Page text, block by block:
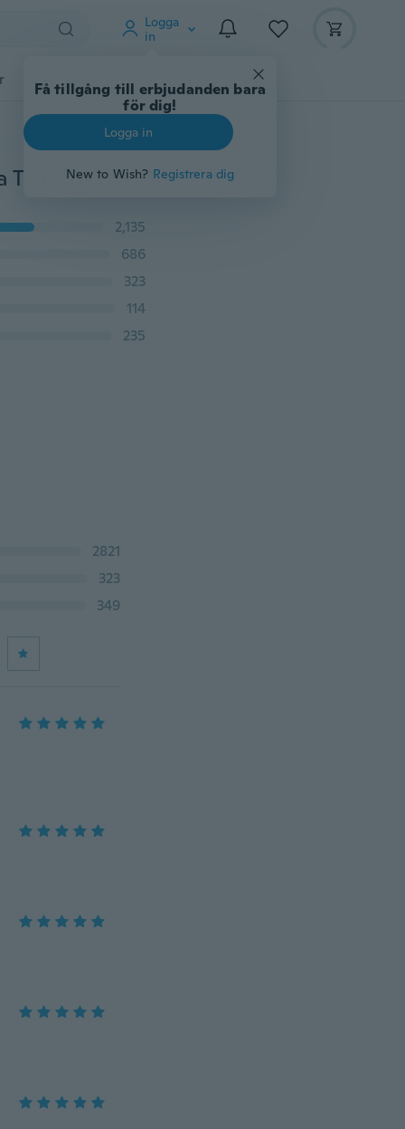
Logga
in
Få tillgång till erbjudanden bara
för dig!
Logga in
New to Wish? Registrera dig
Djurtillbehör Teknikprylar Mer
Dammode Luftkudde Sport Löparskor Andas Bekväma Tennisskor Lätta Sneakers Skor deportivas mujer turnschuhe damen scarpe da ginnastica
2,135
686
323
114
235
2821
323
349